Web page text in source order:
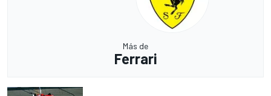
Más de
Ferrari